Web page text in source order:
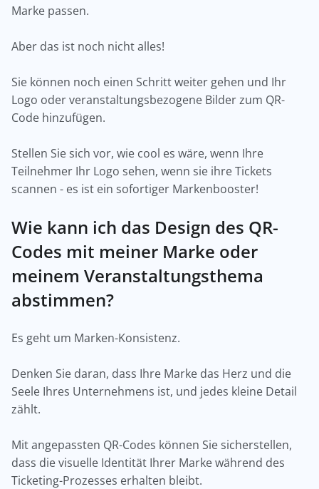
Marke passen.
Aber das ist noch nicht alles!
Sie können noch einen Schritt weiter gehen und Ihr
Logo oder veranstaltungsbezogene Bilder zum QR-
Code hinzufügen.
Stellen Sie sich vor, wie cool es wäre, wenn Ihre
Teilnehmer Ihr Logo sehen, wenn sie ihre Tickets
scannen - es ist ein sofortiger Markenbooster!
Wie kann ich das Design des QR-
Codes mit meiner Marke oder
meinem Veranstaltungsthema
abstimmen?
Es geht um Marken-Konsistenz.
Denken Sie daran, dass Ihre Marke das Herz und die
Seele Ihres Unternehmens ist, und jedes kleine Detail
zählt.
Mit angepassten QR-Codes können Sie sicherstellen,
dass die visuelle Identität Ihrer Marke während des
Ticketing-Prozesses erhalten bleibt.